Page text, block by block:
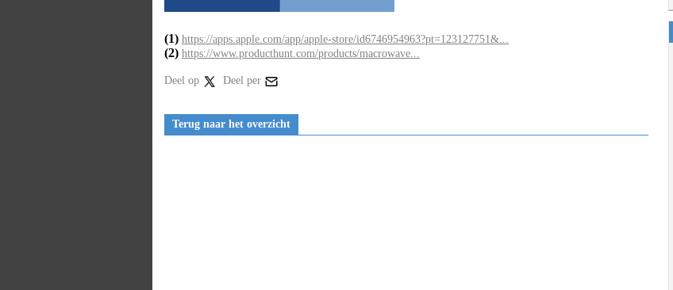
(1) https://apps.apple.com/app/apple-store/id6746954963?pt=123127751&...
(2) https://www.producthunt.com/products/macrowave...
Deel op Deel per
Terug naar het overzicht